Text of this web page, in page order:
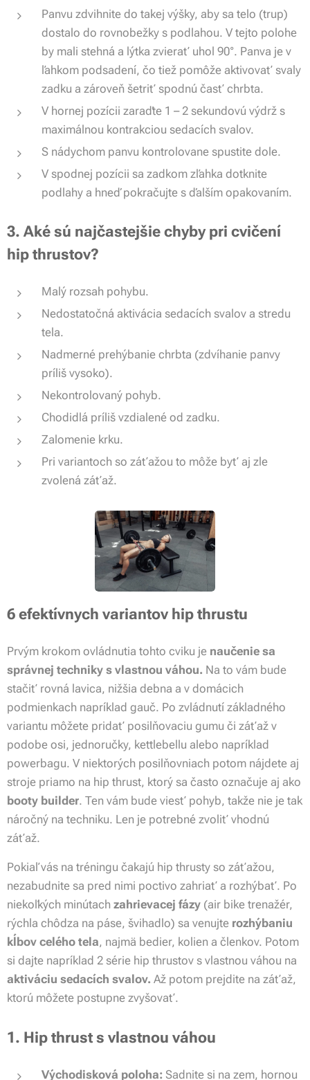
Panvu zdvihnite do takej výšky, aby sa telo (trup)
dostalo do rovnobežky s podlahou. V tejto polohe
by mali stehná a lýtka zvierať uhol 90°. Panva je v
ľahkom podsadení, čo tiež pomôže aktivovať svaly
zadku a zároveň šetriť spodnú časť chrbta.
V hornej pozícii zaraďte 1 – 2 sekundovú výdrž s
maximálnou kontrakciou sedacích svalov.
S nádychom panvu kontrolovane spustite dole.
V spodnej pozícii sa zadkom zľahka dotknite
podlahy a hneď pokračujte s ďalším opakovaním.
3. Aké sú najčastejšie chyby pri cvičení
hip thrustov?
Malý rozsah pohybu.
Nedostatočná aktivácia sedacích svalov a stredu
tela.
Nadmerné prehýbanie chrbta (zdvíhanie panvy
príliš vysoko).
Nekontrolovaný pohyb.
Chodidlá príliš vzdialené od zadku.
Zalomenie krku.
Pri variantoch so záťažou to môže byť aj zle
zvolená záťaž.
6 efektívnych variantov hip thrustu
Prvým krokom ovládnutia tohto cviku je naučenie sa
správnej techniky s vlastnou váhou. Na to vám bude
stačiť rovná lavica, nižšia debna a v domácich
podmienkach napríklad gauč. Po zvládnutí základného
variantu môžete pridať posilňovaciu gumu či záťaž v
podobe osi, jednoručky, kettlebellu alebo napríklad
powerbagu. V niektorých posilňovniach potom nájdete aj
stroje priamo na hip thrust, ktorý sa často označuje aj ako
booty builder. Ten vám bude viesť pohyb, takže nie je tak
náročný na techniku. Len je potrebné zvoliť vhodnú
záťaž.
Pokiaľ vás na tréningu čakajú hip thrusty so záťažou,
nezabudnite sa pred nimi poctivo zahriať a rozhýbať. Po
niekoľkých minútach zahrievacej fázy (air bike trenažér,
rýchla chôdza na páse, švihadlo) sa venujte rozhýbaniu
kĺbov celého tela, najmä bedier, kolien a členkov. Potom
si dajte napríklad 2 série hip thrustov s vlastnou váhou na
aktiváciu sedacích svalov. Až potom prejdite na záťaž,
ktorú môžete postupne zvyšovať.
1. Hip thrust s vlastnou váhou
Východisková poloha: Sadnite si na zem, hornou